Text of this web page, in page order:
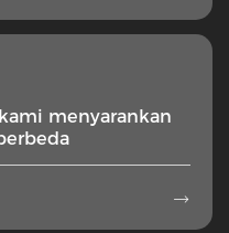
menyarankan
